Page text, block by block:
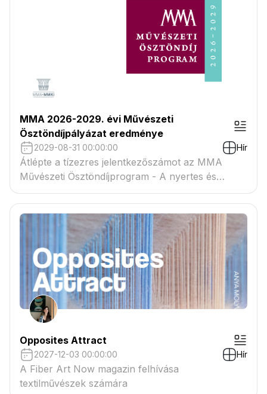
MMA 2026-2029. évi Művészeti
Ösztöndíjpályázat eredménye
2029-08-31 00:00:00 Hír
Átlépte a tízezres jelentkezőszámot az MMA
Művészeti Ösztöndíjprogram - A nyertes és
tartaléklistás pályázók névsora megtekinthető a
csatolmányban
Opposites Attract
2027-12-03 00:00:00 Hír
A Fiber Art Now magazin felhívása
textilművészek számára